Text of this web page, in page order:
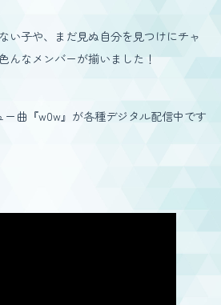
い子や、まだ見ぬ自分を見つけにチャ
んなメンバーが揃いました！
曲『w0w』が各種デジタル配信中です